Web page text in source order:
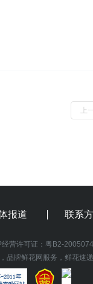
上
报道 联系
经营许可证： 粤B2-
品牌鲜花网服务，鲜花速递